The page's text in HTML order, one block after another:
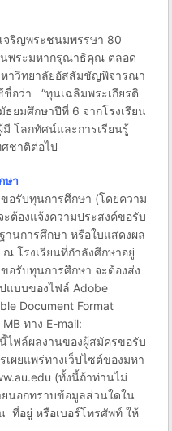
จริญพระชนมพรรษา 80
นพระมหากรุณาธิคุณ ตลอด
หาวิทยาลัยอัสสัมชัญพิจารณา
อว่า “ทุนเฉลิมพระเกียรติ
ยมศึกษาปีที่ 6 จากโรงเรียน
โลกทัศน์และการเรียนรู้
ชาติต่อไป
ษา
อรับทุนการศึกษา (โดยความ
ะต้องแจ้งความประสงค์ขอรับ
นการศึกษา หรือใบแสดงผล
โรงเรียนที่กำลังศึกษาอยู่
อรับทุนการศึกษา จะต้องส่ง
แบบของไฟล์ Adobe
Document Format
ทาง E-mail:
ไฟล์ผลงานของผู้สมัครขอรับ
ผยแพร่ทางเว็ปไซต์ของมหา
(ทั้งนี้ถ้าท่านไม่
นอกทราบข้อมูลส่วนใดใน
ที่อยู่ หรือเบอร์โทรศัพท์ ให้